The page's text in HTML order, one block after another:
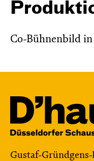
Co-Bühnenbild in
Gustaf-Gründgens-